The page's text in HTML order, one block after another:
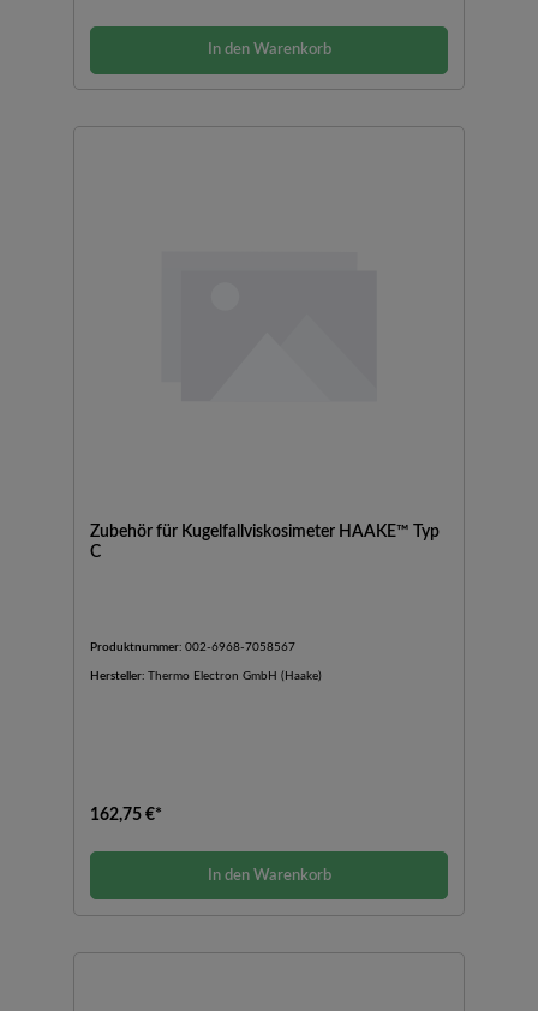
In den Warenkorb
Zubehör für Kugelfallviskosimeter HAAKE™ Typ
C
Produktnummer: 002-6968-7058567
Hersteller: Thermo Electron GmbH (Haake)
162,75 €*
In den Warenkorb